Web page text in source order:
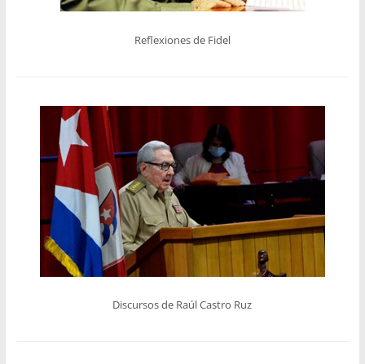
Reflexiones de Fidel
Discursos de Raúl Castro Ruz